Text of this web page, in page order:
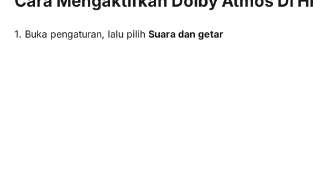
1. Buka pengaturan, lalu pilih Suara dan getar